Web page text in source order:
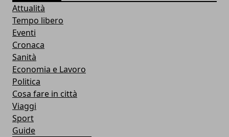
Attualità
Tempo libero
Eventi
Cronaca
Sanità
Economia e Lavoro
Politica
Cosa fare in città
Viaggi
Sport
Guide